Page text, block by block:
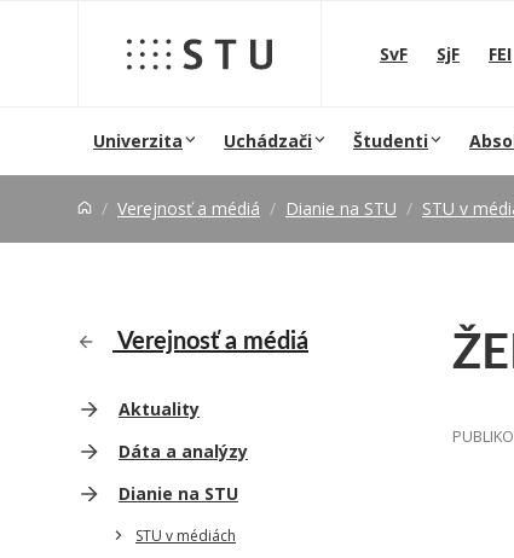
SvF SjF FEI
Univerzita Uchádzači Študenti
Verejnosť a médiá Dianie na STU STU v
Verejnosť a médiá
Aktuality
Dáta a analýzy
Dianie na STU
STU v médiách